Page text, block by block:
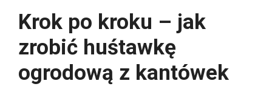
Krok po kroku – jak
zrobić huśtawkę
ogrodową z kantówek